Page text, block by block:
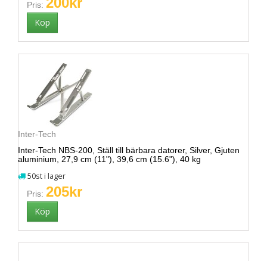
Pris:
Inter-Tech
Inter-Tech NBS-200, Ställ till bärbara datorer, Silver, Gjuten
aluminium, 27,9 cm (11"), 39,6 cm (15.6"), 40 kg
50st i lager
Pris: 205kr